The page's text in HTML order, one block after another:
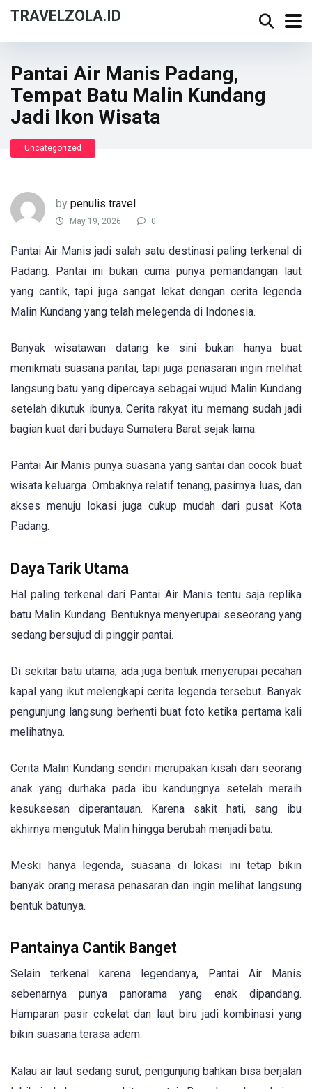
TRAVELZOLA.ID
Pantai Air Manis Padang,
Tempat Batu Malin Kundang
Jadi Ikon Wisata
Uncategorized
by penulis travel
May 19, 2026 0
Pantai Air Manis jadi salah satu destinasi paling terkenal di
Padang. Pantai ini bukan cuma punya pemandangan laut
yang cantik, tapi juga sangat lekat dengan cerita legenda
Malin Kundang yang telah melegenda di Indonesia.
Banyak wisatawan datang ke sini bukan hanya buat
menikmati suasana pantai, tapi juga penasaran ingin melihat
langsung batu yang dipercaya sebagai wujud Malin Kundang
setelah dikutuk ibunya. Cerita rakyat itu memang sudah jadi
bagian kuat dari budaya Sumatera Barat sejak lama.
Pantai Air Manis punya suasana yang santai dan cocok buat
wisata keluarga. Ombaknya relatif tenang, pasirnya luas, dan
akses menuju lokasi juga cukup mudah dari pusat Kota
Padang.
Daya Tarik Utama
Hal paling terkenal dari Pantai Air Manis tentu saja replika
batu Malin Kundang. Bentuknya menyerupai seseorang yang
sedang bersujud di pinggir pantai.
Di sekitar batu utama, ada juga bentuk menyerupai pecahan
kapal yang ikut melengkapi cerita legenda tersebut. Banyak
pengunjung langsung berhenti buat foto ketika pertama kali
melihatnya.
Cerita Malin Kundang sendiri merupakan kisah dari seorang
anak yang durhaka pada ibu kandungnya setelah meraih
kesuksesan diperantauan. Karena sakit hati, sang ibu
akhirnya mengutuk Malin hingga berubah menjadi batu.
Meski hanya legenda, suasana di lokasi ini tetap bikin
banyak orang merasa penasaran dan ingin melihat langsung
bentuk batunya.
Pantainya Cantik Banget
Selain terkenal karena legendanya, Pantai Air Manis
sebenarnya punya panorama yang enak dipandang.
Hamparan pasir cokelat dan laut biru jadi kombinasi yang
bikin suasana terasa adem.
Kalau air laut sedang surut, pengunjung bahkan bisa berjalan